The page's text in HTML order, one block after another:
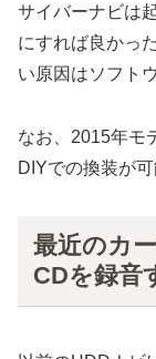
サイバーナビは
にすれば良かっ
い原因はソフト
なお、2015年モ
DIYでの換装が
最近のカ
CDを録音